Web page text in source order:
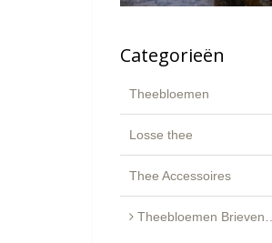
Categorieën
Theebloemen
Losse thee
Thee Accessoires
Theebloemen Brievenbus Cadeau - Luxe Geschenkset